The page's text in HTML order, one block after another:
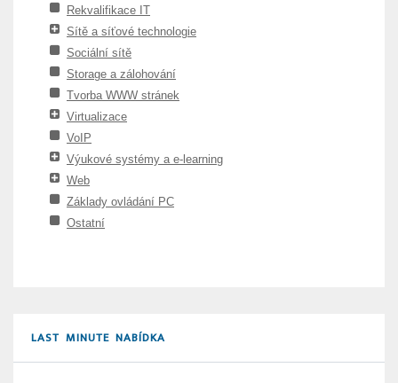
Rekvalifikace IT
Sítě a síťové technologie
Sociální sítě
Storage a zálohování
Tvorba WWW stránek
Virtualizace
VoIP
Výukové systémy a e-learning
Web
Základy ovládání PC
Ostatní
LAST MINUTE NABÍDKA